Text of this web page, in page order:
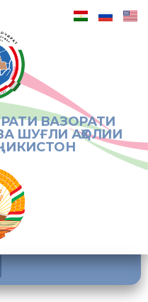
ВАЗОРАТИ
ШУҒЛИ АҲОЛИИ